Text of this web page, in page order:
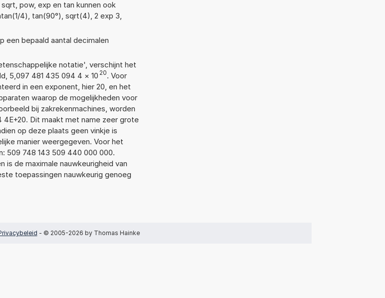
pow, exp en tan kunnen ook
4), tan(90°), sqrt(4), 2 exp 3,
een bepaald aantal decimalen
notatie', verschijnt het
5,097 481 435 094 4 × 10 20. Voor
in een exponent, hier 20, en het
waarop de mogelijkheden voor
bij zakrekenmachines, worden
Dit maakt met name zeer grote
op deze plaats geen vinkje is
manier weergegeven. Voor het
509 748 143 509 440 000 000.
is de maximale nauwkeurigheid van
toepassingen nauwkeurig genoeg
- © 2005-2026 by Thomas Hainke